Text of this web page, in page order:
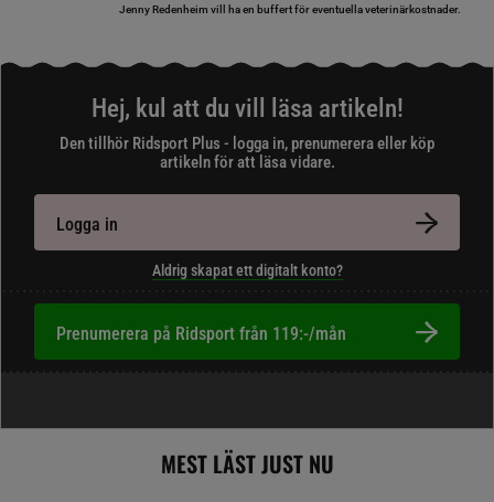
Jenny Redenheim vill ha en buffert för eventuella veterinärkostnader.
Hej, kul att du vill läsa artikeln!
Den tillhör Ridsport Plus - logga in, prenumerera eller köp
artikeln för att läsa vidare.
Logga in
Aldrig skapat ett digitalt konto?
Prenumerera på Ridsport från 119:-/mån
MEST LÄST JUST NU